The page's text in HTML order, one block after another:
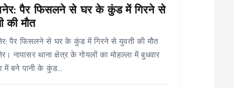
पैर फिसलने से घर के कुंड में गिरने से
की मौत
पैर फिसलने से घर के कुंड में गिरने से युवती की मौत
नापासर थाना क्षेत्र के गोयलों का मोहल्ला में बुधवार
में बने पानी के कुंड…